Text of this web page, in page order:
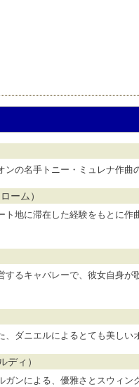
の名手トニー・ミュレナ作曲
ーム）
地に滞在した経験をもとに作
るキャバレーで、彼女自身が
ダニエルによるとても美しい
ディ）
ンによる、優雅さとスウィン